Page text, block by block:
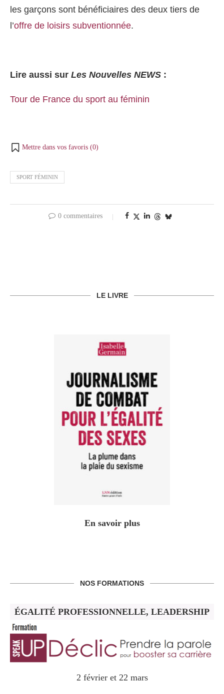
les garçons sont bénéficiaires des deux tiers de
l’offre de loisirs subventionnée.
Lire aussi sur Les Nouvelles NEWS :
Tour de France du sport au féminin
Mettre dans vos favoris (0)
SPORT FÉMININ
0 commentaires
LE LIVRE
En savoir plus
NOS FORMATIONS
ÉGALITÉ PROFESSIONNELLE, LEADERSHIP
2 février et 22 mars